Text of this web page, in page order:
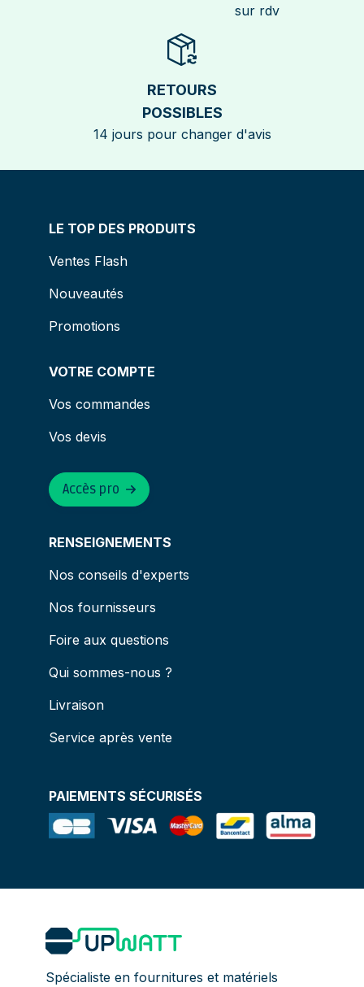
sur rdv
RETOURS
POSSIBLES
14 jours pour changer d'avis
LE TOP DES PRODUITS
Ventes Flash
Nouveautés
Promotions
VOTRE COMPTE
Vos commandes
Vos devis
RENSEIGNEMENTS
Nos conseils d'experts
Nos fournisseurs
Foire aux questions
Qui sommes-nous ?
Livraison
Service après vente
Accès pro
PAIEMENTS SÉCURISÉS
Spécialiste en fournitures et matériels